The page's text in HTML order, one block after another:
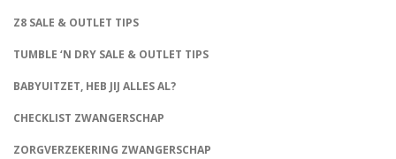
Z8 SALE & OUTLET TIPS
TUMBLE ‘N DRY SALE & OUTLET TIPS
BABYUITZET, HEB JIJ ALLES AL?
CHECKLIST ZWANGERSCHAP
ZORGVERZEKERING ZWANGERSCHAP